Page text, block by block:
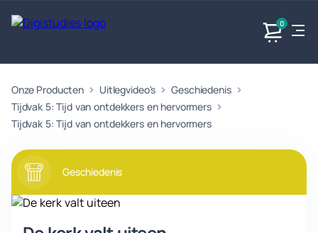
0
Exacte
vakken
Geen
vakken.
Taalvakken
Geen
vakken.
Maatschappijvakken
Geen vakken.
Producten
Onze Producten Uitlegvideo's
Geschiedenis
Tijdvak 5: Tijd van ontdekkers en hervormers
Tijdvak 5: Tijd van ontdekkers en hervormers
Geschiedenis